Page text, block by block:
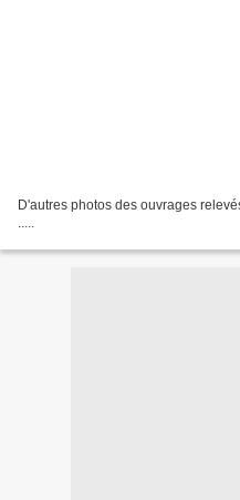
D'autres photos des ouvrages
.....